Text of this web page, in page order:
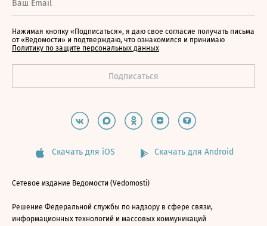
Нажимая кнопку «Подписаться», я даю свое согласие получать письма
от «Ведомости» и подтверждаю, что ознакомился и принимаю
Политику по защите персональных данных
Скачать для iOS Скачать для Android
Сетевое издание Ведомости (Vedomosti)
Решение Федеральной службы по надзору в сфере связи,
информационных технологий и массовых коммуникаций